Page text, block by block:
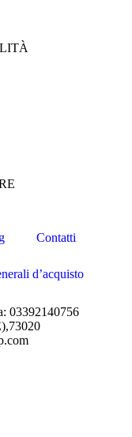
Contatti
d’acquisto
03392140756